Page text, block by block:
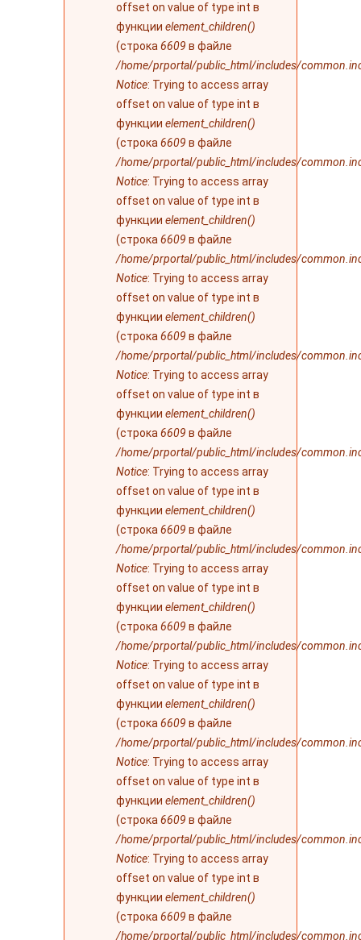
offset on value of type int в
функции element_children()
(строка 6609 в файле
/home/prportal/public_html/includes/
Notice: Trying to access array
offset on value of type int в
функции element_children()
(строка 6609 в файле
/home/prportal/public_html/includes/
Notice: Trying to access array
offset on value of type int в
функции element_children()
(строка 6609 в файле
/home/prportal/public_html/includes/
Notice: Trying to access array
offset on value of type int в
функции element_children()
(строка 6609 в файле
/home/prportal/public_html/includes/
Notice: Trying to access array
offset on value of type int в
функции element_children()
(строка 6609 в файле
/home/prportal/public_html/includes/
Notice: Trying to access array
offset on value of type int в
функции element_children()
(строка 6609 в файле
/home/prportal/public_html/includes/
Notice: Trying to access array
offset on value of type int в
функции element_children()
(строка 6609 в файле
/home/prportal/public_html/includes/
Notice: Trying to access array
offset on value of type int в
функции element_children()
(строка 6609 в файле
/home/prportal/public_html/includes/
Notice: Trying to access array
offset on value of type int в
функции element_children()
(строка 6609 в файле
/home/prportal/public_html/includes/
Notice: Trying to access array
offset on value of type int в
функции element_children()
(строка 6609 в файле
/home/prportal/public_html/includes/